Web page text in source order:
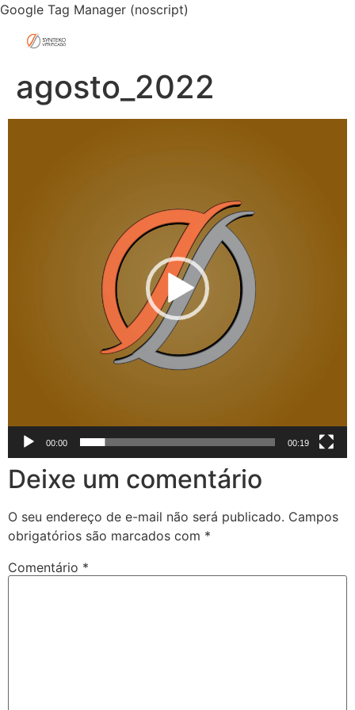
Google Tag Manager (noscript)
agosto_2022
00:00 00:19
Deixe um comentário
O seu endereço de e-mail não será publicado. Campos
obrigatórios são marcados com *
Comentário *